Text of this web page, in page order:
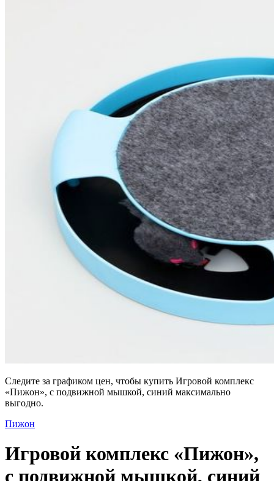
Следите за графиком цен, чтобы купить Игровой комплекс
«Пижон», с подвижной мышкой, синий максимально
выгодно.
Пижон
Игровой комплекс «Пижон»,
с подвижной мышкой, синий